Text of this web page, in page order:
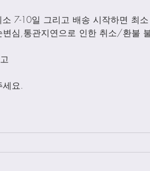
7-10일 그리고 배송 시작하면 최
심,통관지연으로 인한 취소/환불
요.